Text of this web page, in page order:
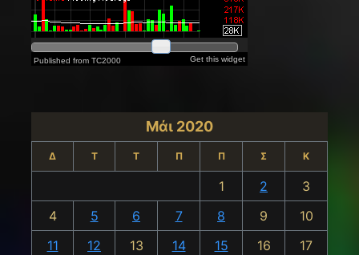
Μάι 2020
Δ Τ Τ Π Π Σ Κ
1 2
3
4
5 6 7 8 9
10
11
12 13 14 15 16
17